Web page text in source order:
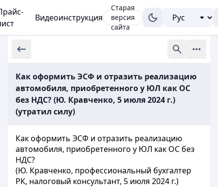
Видеоинструкция
Старая
версия
сайта
Как оформить ЭСФ и отразить реализацию
автомобиля, приобретенного у ЮЛ как ОС
без НДС? (Ю. Кравченко, 5 июля 2024 г.)
(утратил силу)
Как оформить ЭСФ и отразить реализацию
автомобиля, приобретенного у ЮЛ как ОС без
НДС?
(Ю. Кравченко, профессиональный бухгалтер
РК, налоговый консультант, 5 июля 2024 г.)